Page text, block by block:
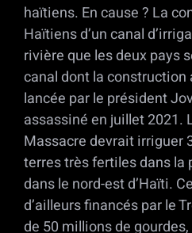
haïtiens. En cause ? La
Haïtiens d’un canal
rivière que les deux pays
canal dont la construction
lancée par le président
assassiné en juillet 2021.
Massacre devrait irriguer
terres très fertiles dans la
dans le nord-est d’Haïti.
d’ailleurs financés par le
de 50 millions de